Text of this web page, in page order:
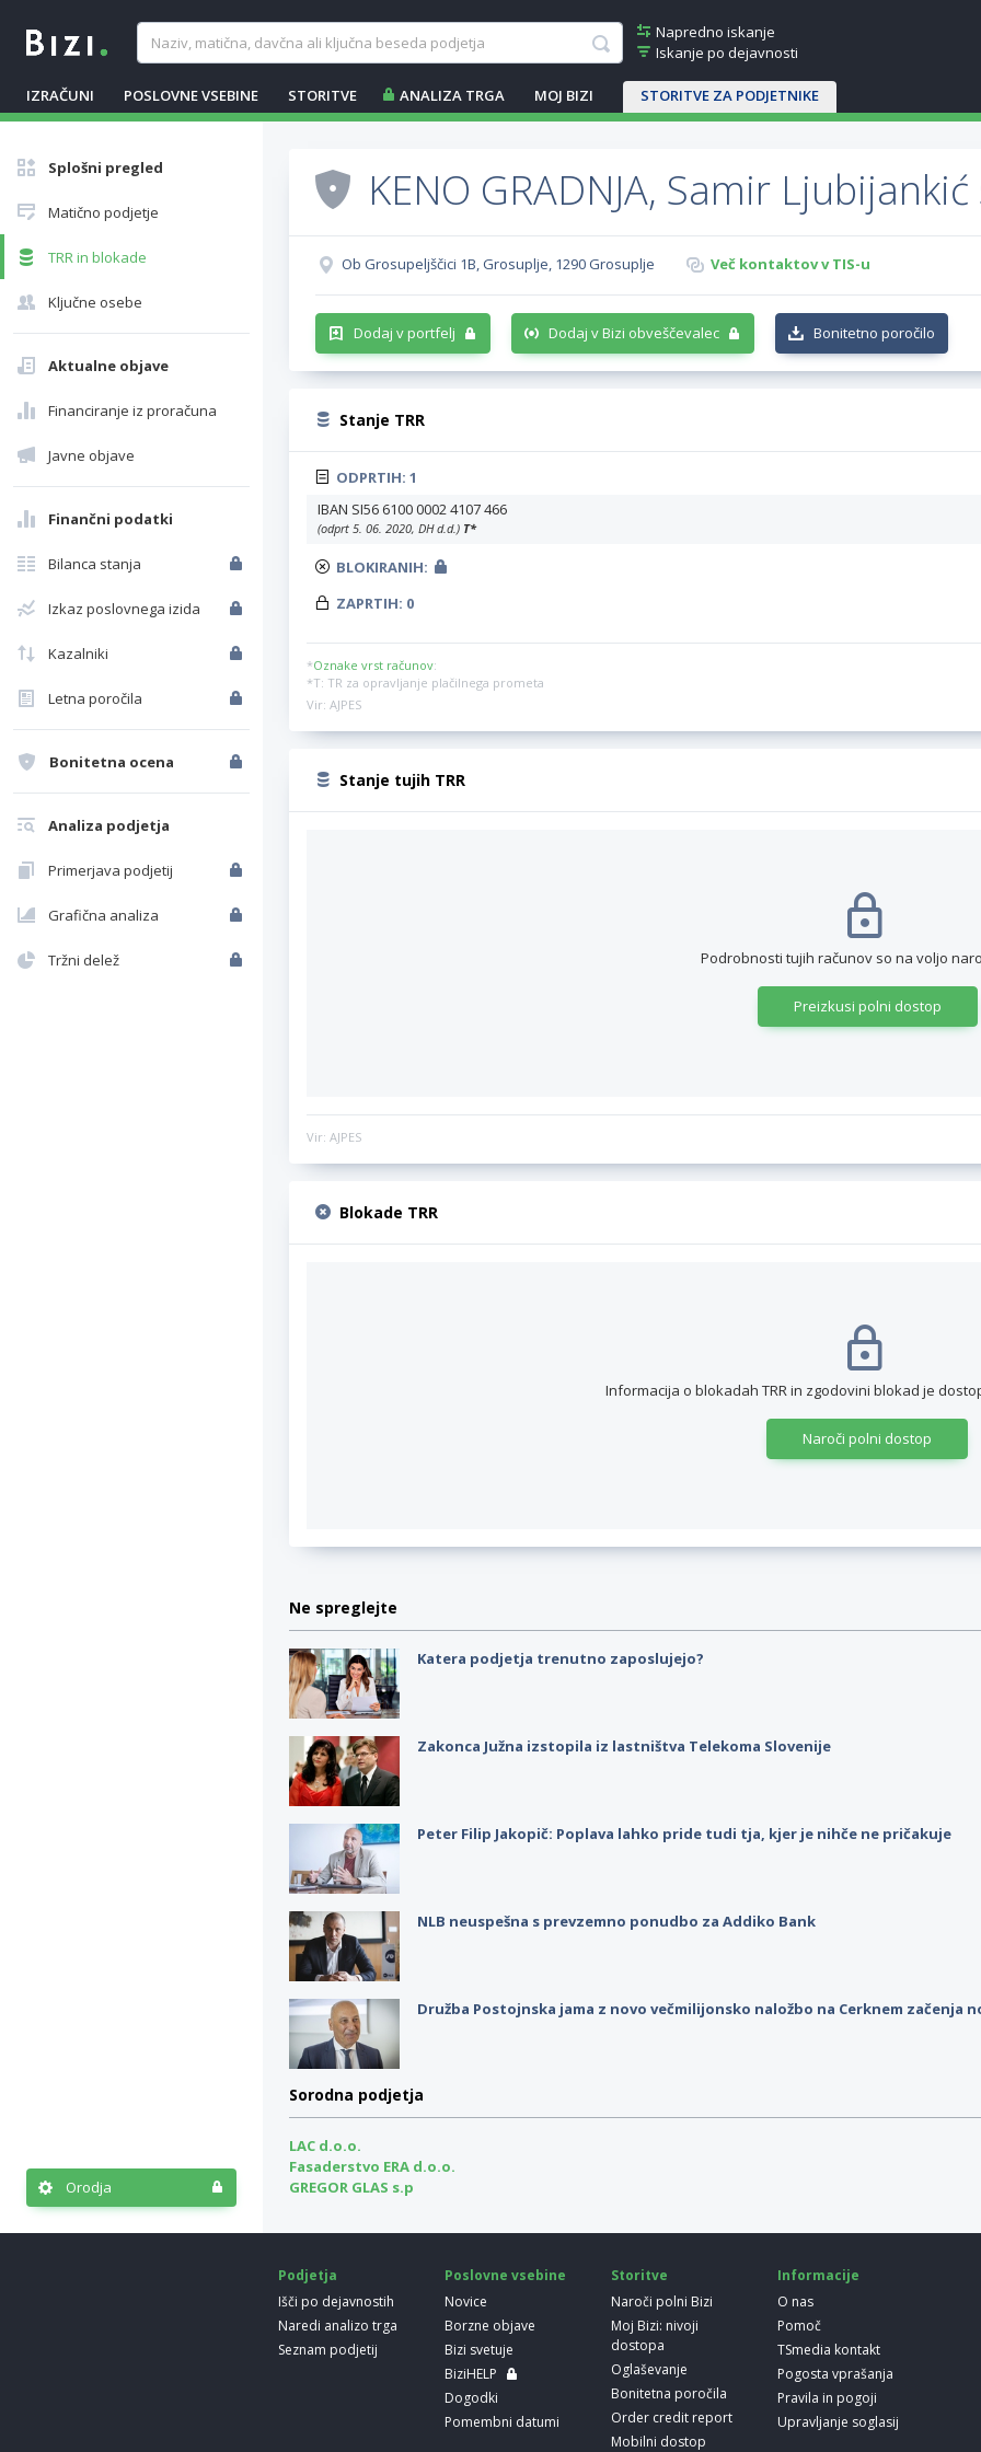
Napredno iskanje
Iskanje po dejavnosti
IZRAČUNI POSLOVNE VSEBINE STORITVE ANALIZA TRGA MOJ BIZI STORITVE ZA PODJETNIKE
Splošni pregled
Matično podjetje
TRR in blokade
Ključne osebe
Aktualne objave
Financiranje iz proračuna
Javne objave
Finančni podatki
Bilanca stanja
Izkaz poslovnega izida
Kazalniki
Letna poročila
Bonitetna ocena
Analiza podjetja
Primerjava podjetij
Grafična analiza
Tržni delež
Orodja
KENO GRADNJA, Samir Ljubijankić
Ob Grosupeljščici 1B, Grosuplje, 1290 Grosuplje Več kontaktov v TIS-u
Dodaj v portfelj Dodaj v Bizi obveščevalec Bonitetno poročilo
Stanje TRR
ODPRTIH: 1
IBAN SI56 6100 0002 4107 466
(odprt 5. 06. 2020, DH d.d.) T*
BLOKIRANIH:
ZAPRTIH: 0
*Oznake vrst računov:
*T: TR za opravljanje plačilnega prometa
Vir: AJPES
Stanje tujih TRR
Podrobnosti tujih računov so na voljo
Preizkusi polni dostop
Vir: AJPES
Blokade TRR
Informacija o blokadah TRR in zgodovini blokad je
Naroči polni dostop
Ne spreglejte
Katera podjetja trenutno zaposlujejo?
Zakonca Južna izstopila iz lastništva Telekoma Slovenije
Peter Filip Jakopič: Poplava lahko pride tudi tja, kjer je nihče ne pričakuje
NLB neuspešna s prevzemno ponudbo za Addiko Bank
Družba Postojnska jama z novo večmilijonsko naložbo na Cerknem začenja
Sorodna podjetja
LAC d.o.o.
Fasaderstvo ERA d.o.o.
GREGOR GLAS s.p
Podjetja
Išči po dejavnostih
Naredi analizo trga
Seznam podjetij
Poslovne vsebine
Novice
Borzne objave
Bizi svetuje
BiziHELP
Dogodki
Pomembni datumi
Storitve
Naroči polni Bizi
Moj Bizi: nivoji
dostopa
Oglaševanje
Bonitetna poročila
Order credit report
Mobilni dostop
Informacije
O nas
Pomoč
TSmedia kontakt
Pogosta vprašanja
Pravila in pogoji
Upravljanje soglasij